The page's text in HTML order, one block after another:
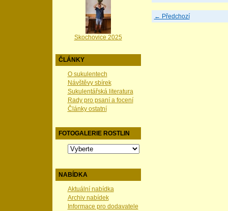
Skochovice 2025
ČLÁNKY
O sukulentech
Návštěvy sbírek
Sukulentářská literatura
Rady pro psaní a focení
Články ostatní
FOTOGALERIE ROSTLIN
NABÍDKA
Aktuální nabídka
Archiv nabídek
Informace pro dodavatele
← Předchozí